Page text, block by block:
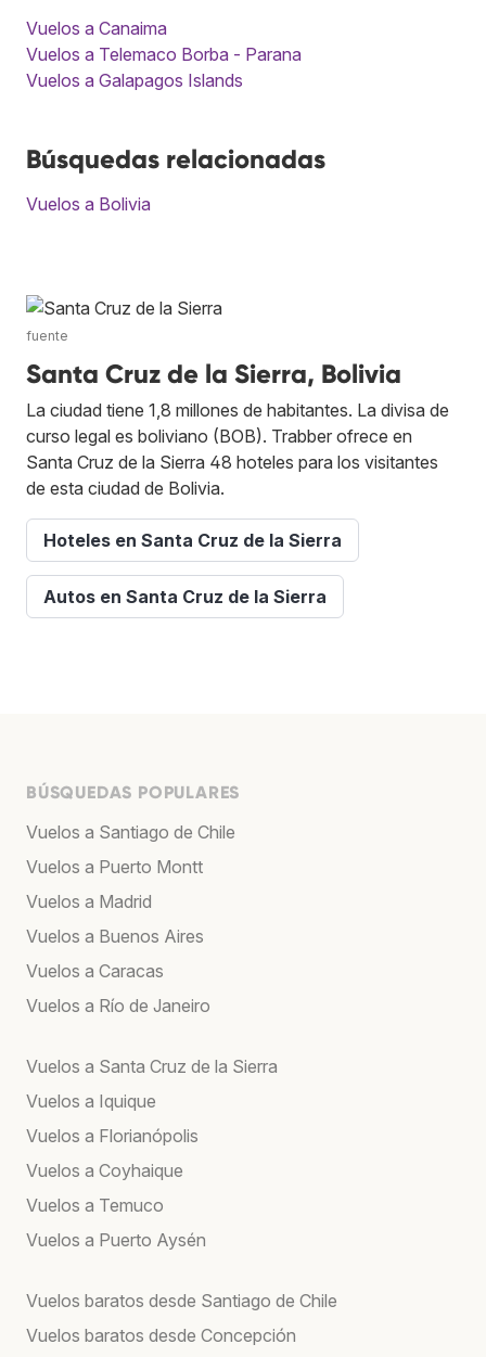
Vuelos a Canaima
Vuelos a Telemaco Borba - Parana
Vuelos a Galapagos Islands
Búsquedas relacionadas
Vuelos a Bolivia
fuente
Santa Cruz de la Sierra, Bolivia
La ciudad tiene 1,8 millones de habitantes. La divisa de
curso legal es boliviano (BOB). Trabber ofrece en
Santa Cruz de la Sierra 48 hoteles para los visitantes
de esta ciudad de Bolivia.
Hoteles en Santa Cruz de la Sierra
Autos en Santa Cruz de la Sierra
BÚSQUEDAS POPULARES
Vuelos a Santiago de Chile
Vuelos a Puerto Montt
Vuelos a Madrid
Vuelos a Buenos Aires
Vuelos a Caracas
Vuelos a Río de Janeiro
Vuelos a Santa Cruz de la Sierra
Vuelos a Iquique
Vuelos a Florianópolis
Vuelos a Coyhaique
Vuelos a Temuco
Vuelos a Puerto Aysén
Vuelos baratos desde Santiago de Chile
Vuelos baratos desde Concepción